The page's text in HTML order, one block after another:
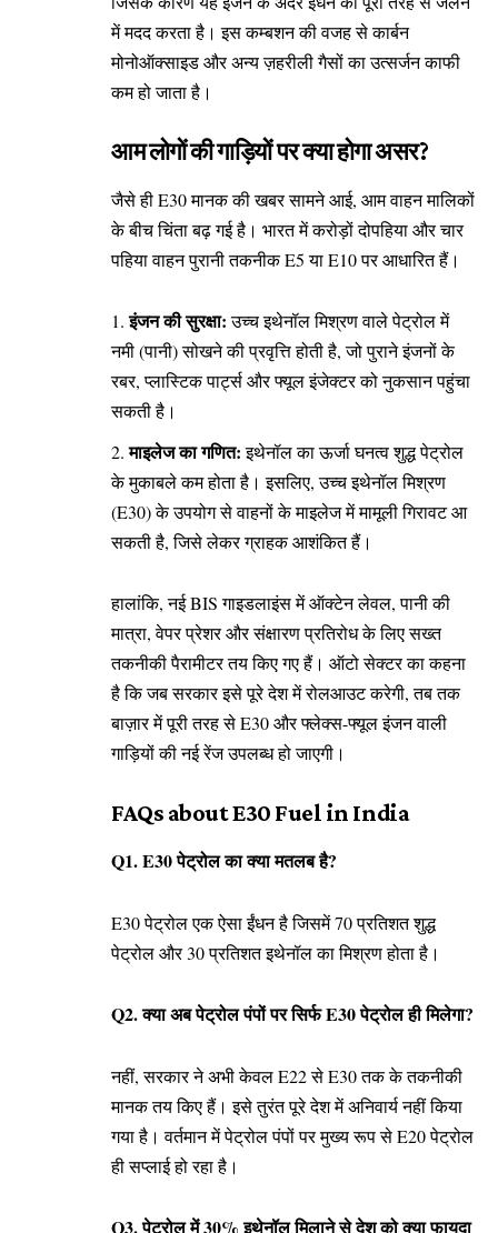
में मदद करता है। इस कम्बशन की वजह से कार्बन
मोनोऑक्साइड और अन्य ज़हरीली गैसों का उत्सर्जन काफी
कम हो जाता है।
आम लोगों की गाड़ियों पर क्या होगा असर?
जैसे ही E30 मानक की खबर सामने आई, आम वाहन मालिकों
के बीच चिंता बढ़ गई है। भारत में करोड़ों दोपहिया और चार
पहिया वाहन पुरानी तकनीक E5 या E10 पर आधारित हैं।
इंजन की सुरक्षा:उच्च इथेनॉल मिश्रण वाले पेट्रोल में
नमी (पानी) सोखने की प्रवृत्ति होती है, जो पुराने इंजनों के
रबर, प्लास्टिक पार्ट्स और फ्यूल इंजेक्टर को नुकसान पहुंचा
सकती है।
माइलेज का गणित:इथेनॉल का ऊर्जा घनत्व शुद्ध पेट्रोल
के मुकाबले कम होता है। इसलिए, उच्च इथेनॉल मिश्रण
(E30) के उपयोग से वाहनों के माइलेज में मामूली गिरावट आ
सकती है, जिसे लेकर ग्राहक आशंकित हैं।
हालांकि, नई BIS गाइडलाइंस में ऑक्टेन लेवल, पानी की
मात्रा, वेपर प्रेशर और संक्षारण प्रतिरोध के लिए सख्त
तकनीकी पैरामीटर तय किए गए हैं। ऑटो सेक्टर का कहना
है कि जब सरकार इसे पूरे देश में रोलआउट करेगी, तब तक
बाज़ार में पूरी तरह से E30 और फ्लेक्स-फ्यूल इंजन वाली
गाड़ियों की नई रेंज उपलब्ध हो जाएगी।
FAQs about E30 Fuel in India
Q1. E30 पेट्रोल का क्या मतलब है?
E30 पेट्रोल एक ऐसा ईंधन है जिसमें 70 प्रतिशत शुद्ध
पेट्रोल और 30 प्रतिशत इथेनॉल का मिश्रण होता है।
Q2. क्या अब पेट्रोल पंपों पर सिर्फ E30 पेट्रोल ही मिलेगा?
नहीं, सरकार ने अभी केवल E22 से E30 तक के तकनीकी
मानक तय किए हैं। इसे तुरंत पूरे देश में अनिवार्य नहीं किया
गया है। वर्तमान में पेट्रोल पंपों पर मुख्य रूप से E20 पेट्रोल
ही सप्लाई हो रहा है।
Q3. पेट्रोल में 30% इथेनॉल मिलाने से देश को क्या फायदा